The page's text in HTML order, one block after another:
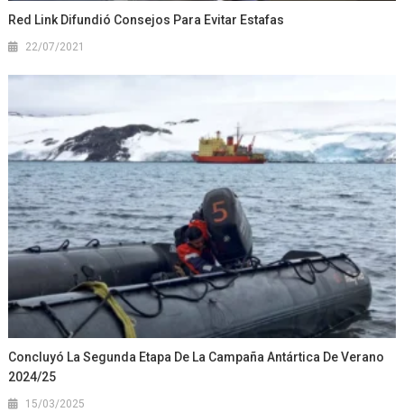
Red Link Difundió Consejos Para Evitar Estafas
22/07/2021
Concluyó La Segunda Etapa De La Campaña Antártica De Verano
2024/25
15/03/2025